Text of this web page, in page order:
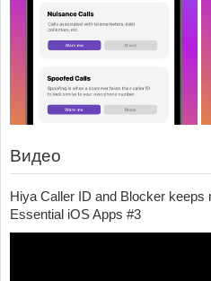
Видео
Hiya Caller ID and Blocker keeps
Essential iOS Apps #3